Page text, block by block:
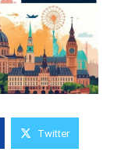
Twitter